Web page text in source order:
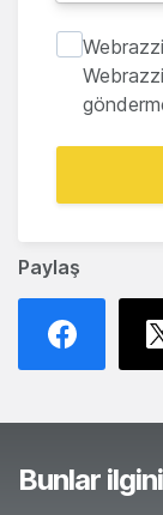
Paylaş
Bunlar